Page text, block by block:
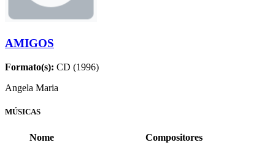
AMIGOS
Formato(s): CD (1996)
Angela Maria
MÚSICAS
Nome
Compositores